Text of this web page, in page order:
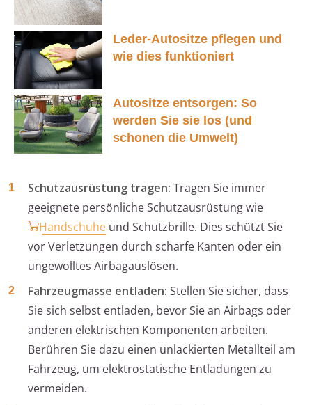
Leder-Autositze pflegen und
wie dies funktioniert
Autositze entsorgen: So
werden Sie sie los (und
schonen die Umwelt)
Schutzausrüstung tragen: Tragen Sie immer
geeignete persönliche Schutzausrüstung wie
Handschuhe und Schutzbrille. Dies schützt Sie
vor Verletzungen durch scharfe Kanten oder ein
ungewolltes Airbagauslösen.
Fahrzeugmasse entladen: Stellen Sie sicher, dass
Sie sich selbst entladen, bevor Sie an Airbags oder
anderen elektrischen Komponenten arbeiten.
Berühren Sie dazu einen unlackierten Metallteil am
Fahrzeug, um elektrostatische Entladungen zu
vermeiden.